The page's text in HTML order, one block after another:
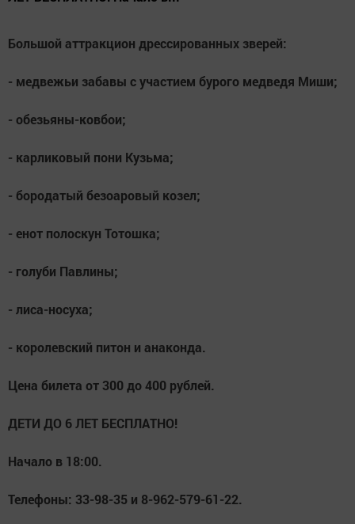
Большой аттракцион дрессированных зверей:
- медвежьи забавы с участием бурого медведя Миши;
- обезьяны-ковбои;
- карликовый пони Кузьма;
- бородатый безоаровый козел;
- енот полоскун Тотошка;
- голуби Павлины;
- лиса-носуха;
- королевский питон и анаконда.
Цена билета от 300 до 400 рублей.
ДЕТИ ДО 6 ЛЕТ БЕСПЛАТНО!
Начало в 18:00.
Телефоны: 33-98-35 и 8-962-579-61-22.